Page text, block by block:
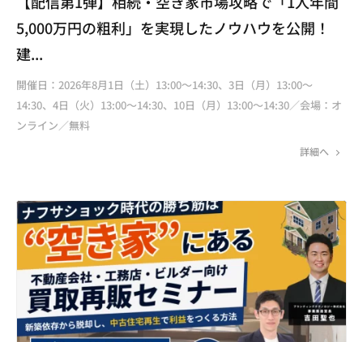
5,000万円の粗利」を実現したノウハウを公開！
建...
開催日：2026年8月1日（土）13:00～14:30、3日（月）13:00～
14:30、4日（火）13:00～14:30、10日（月）13:00～14:30／会場：オ
ンライン／無料
詳細へ